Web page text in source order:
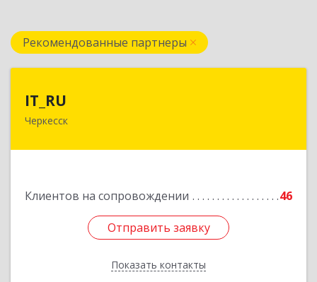
Рекомендованные партнеры
IT_RU
Черкесск
Клиентов на сопровождении 46
Отправить заявку
Показать контакты
Отправить заявку
Назад